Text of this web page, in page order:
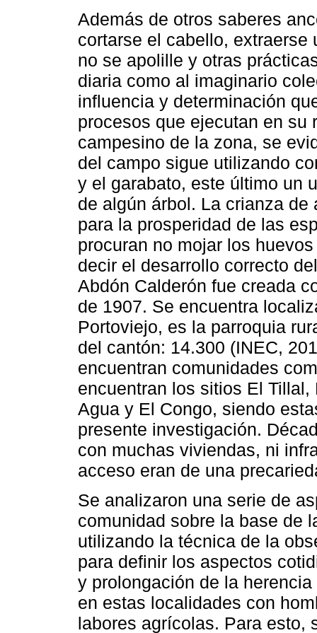
Además de otros saberes
cortarse el cabello, extraerse
no se apolille y otras
diaria como al imaginario
influencia y determinación
procesos que ejecutan en su
campesino de la zona, se
del campo sigue utilizando
y el garabato, este último un
de algún árbol. La crianza
para la prosperidad de las
procuran no mojar los
decir el desarrollo correcto
Abdón Calderón fue creada
de 1907. Se encuentra
Portoviejo, es la parroquia
del cantón: 14.300 (INEC,
encuentran comunidades
encuentran los sitios El
Agua y El Congo, siendo
presente investigación.
con muchas viviendas, ni
acceso eran de una
Se analizaron una serie de
comunidad sobre la base de
utilizando la técnica de la
para definir los aspectos
y prolongación de la
en estas localidades con
labores agrícolas. Para esto,